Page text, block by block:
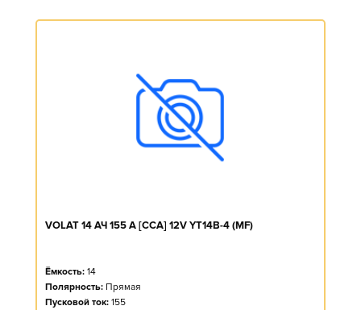
VOLAT 14 АЧ 155 A [CCA] 12V YT14B-4 (MF)
Ёмкость: 14
Полярность: Прямая
Пусковой ток: 155